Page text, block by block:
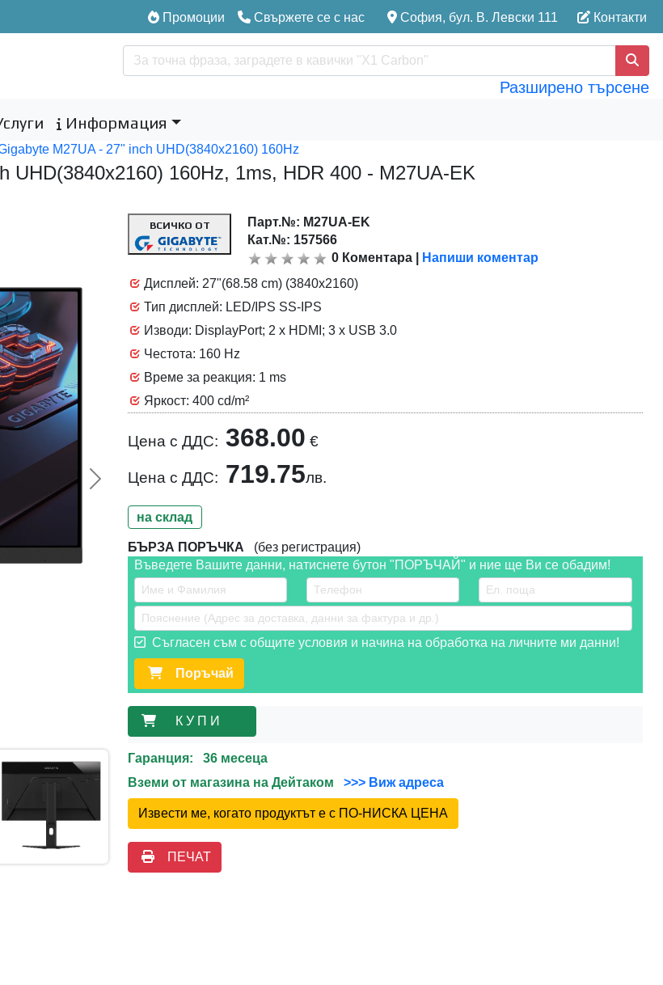
Промоции Свържете се с нас София, бул. В. Левски 111 Контакти
Разширено търсене
Информация
M27UA - 27" inch UHD(3840x2160) 160Hz
UHD(3840x2160) 160Hz, 1ms, HDR 400 - M27UA-EK
Следваща >>
ВСИЧКО ОТ Парт.№: M27UA-EK
Кат.№: 157566
0 Коментара
Напиши коментар
Дисплей: 27"(68.58 cm) (3840x2160)
Тип дисплей: LED/IPS SS-IPS
Изводи: DisplayPort; 2 x HDMI; 3 x USB 3.0
Честота: 160 Hz
Време за реакция: 1 ms
Яркост: 400 cd/m²
Цена с ДДС: 368.00 €
Цена с ДДС: 719.75лв.
на склад
БЪРЗА ПОРЪЧКА (без регистрация)
Въведете Вашите данни, натиснете бутон "ПОРЪЧАЙ" и ние ще Ви се обадим!
Съгласен съм с общите условия и начина на обработка на личните ми данни!
Поръчай
К У П И
Гаранция: 36 месеца
Вземи от магазина на Дейтаком
>>> Виж адреса
Извести ме, когато продуктът е с ПО-НИСКА ЦЕНА
ПЕЧАТ